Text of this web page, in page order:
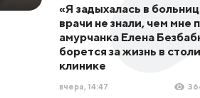
«Я задыхалась в
врачи не знали, чем мне
амурчанка Елена
борется за жизнь в
клинике
вчера, 14:47